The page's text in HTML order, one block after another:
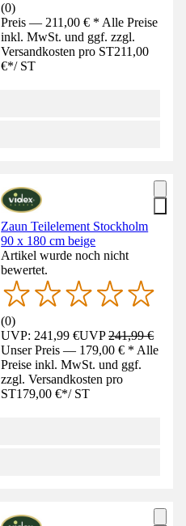
(0)
Preis — 211,00 € * Alle Preise
inkl. MwSt. und ggf. zzgl.
Versandkosten pro ST211,00
€*/ ST
Zaun Teilelement Stockholm
90 x 180 cm beige
Artikel wurde noch nicht
bewertet.
(0)
UVP: 241,99 €UVP241,99 €
Unser Preis — 179,00 € * Alle
Preise inkl. MwSt. und ggf.
zzgl. Versandkosten pro
ST179,00 €*/ ST